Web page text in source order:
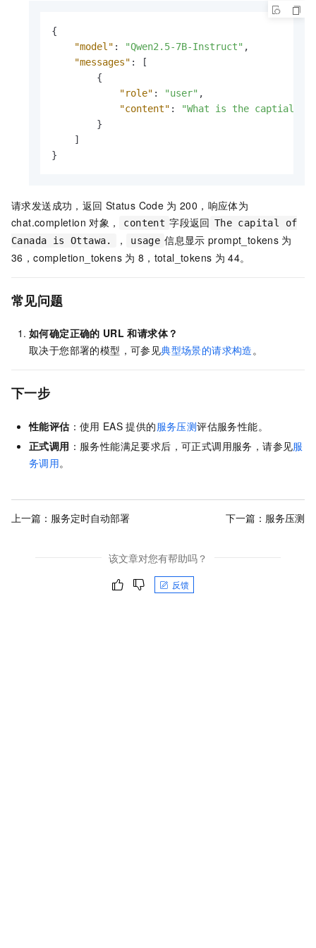
{
"model" : "Qwen2.5-7B-Instruct" ,
"messages" :
[
{
"role" : "user" ,
"content" :
"What is the captial of
}
]
}
请求发送成功，返回 Status Code 为 200，响应体为
chat.completion 对象， content 字段返回 The capital of
Canada is Ottawa.
， usage 信息显示 prompt_tokens 为
36，completion_tokens 为 8，total_tokens 为 44。
常见问题
如何确定正确的 URL 和请求体？
取决于您部署的模型，可参见典型场景的请求构造。
下一步
性能评估 ：使用 EAS 提供的服务压测评估服务性能。
正式调用 ：服务性能满足要求后，可正式调用服务，请参见服
务调用。
上一篇： 服务定时自动部署 下一篇： 服务压测
该文章对您有帮助吗？
反馈